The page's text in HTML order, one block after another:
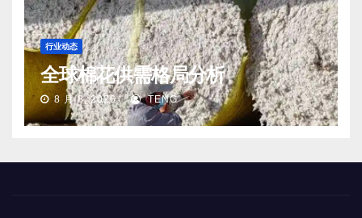
行业动态
全球棉花供需格局分析
8 月 8, 2026 TENG